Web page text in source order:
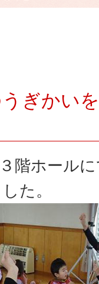
ぎかい
階ホール
た。